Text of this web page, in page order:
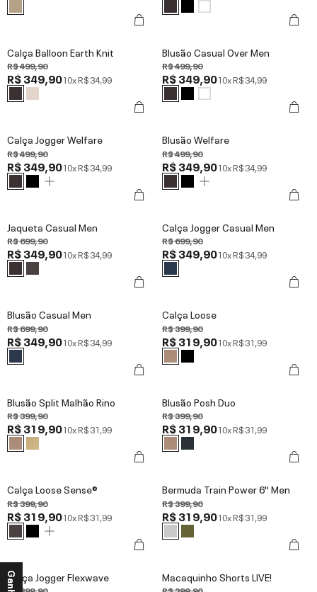
Calça Balloon Earth Knit
R$ 499,90
R$ 349,9010xR$ 34,99
Blusão Casual Over Men
R$ 499,90
R$ 349,9010xR$ 34,99
Calça Jogger Welfare
R$ 499,90
R$ 349,9010xR$ 34,99
Blusão Welfare
R$ 499,90
R$ 349,9010xR$ 34,99
Jaqueta Casual Men
R$ 699,90
R$ 349,9010xR$ 34,99
Calça Jogger Casual Men
R$ 699,90
R$ 349,9010xR$ 34,99
Blusão Casual Men
R$ 699,90
R$ 349,9010xR$ 34,99
Calça Loose
R$ 399,90
R$ 319,9010xR$ 31,99
Blusão Split Malhão Rino
R$ 399,90
R$ 319,9010xR$ 31,99
Blusão Posh Duo
R$ 399,90
R$ 319,9010xR$ 31,99
Calça Loose Sense®
R$ 399,90
R$ 319,9010xR$ 31,99
Bermuda Train Power 6'' Men
R$ 399,90
R$ 319,9010xR$ 31,99
Calça Jogger Flexwave Macaquinho Shorts LIVE!